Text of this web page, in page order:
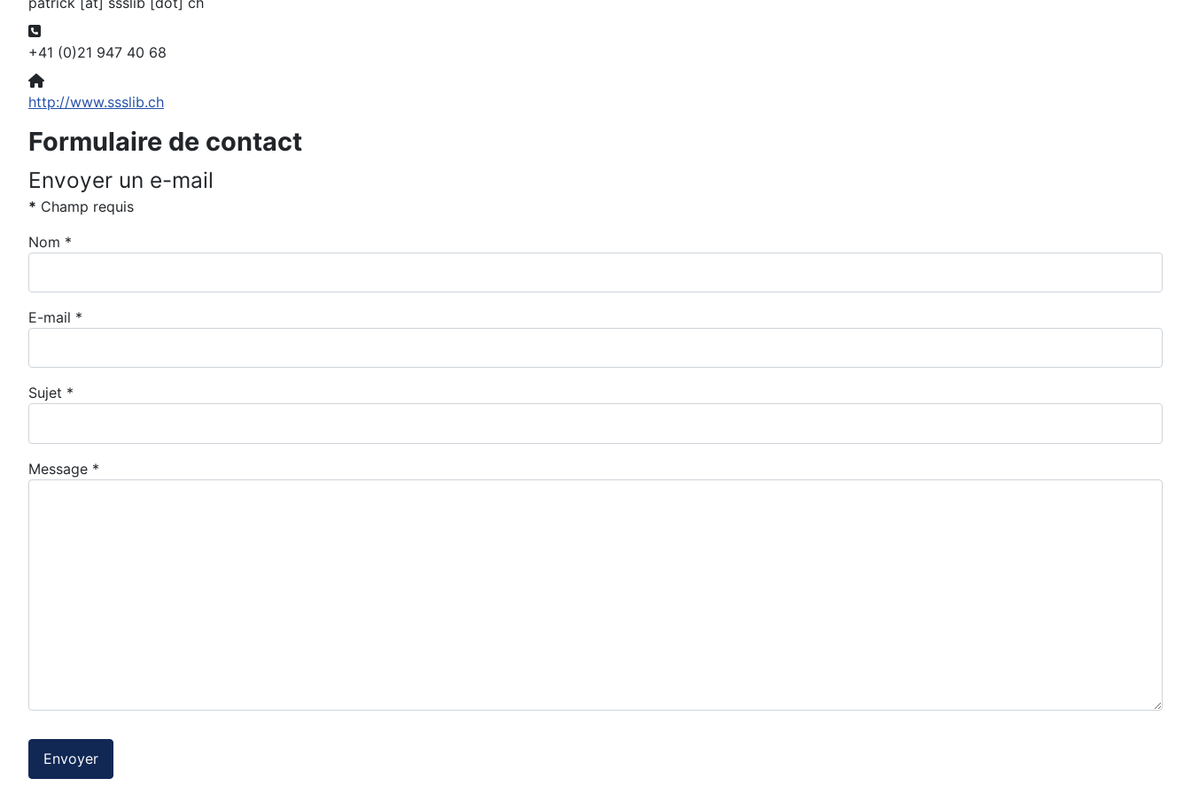
Téléphone:
+41 (0)21 947 40 68
Site Web:
http://www.ssslib.ch
Formulaire de contact
Envoyer un e-mail
* Champ requis
Nom *
E-mail *
Sujet *
Message *
Envoyer